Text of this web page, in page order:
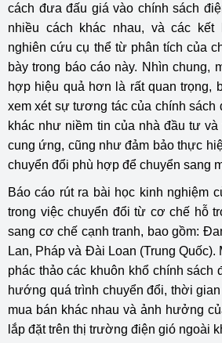
cách đưa đấu giá vào chính sách
nhiều cách khác nhau, và các kết
nghiên cứu cụ thể từ phân tích của
bày trong báo cáo này. Nhìn chung,
hợp hiệu quả hơn là rất quan trọng,
xem xét sự tương tác của chính sách
khác như niềm tin của nhà đầu tư
cung ứng, cũng như đảm bảo thực
chuyển đổi phù hợp để chuyển sang
Báo cáo rút ra bài học kinh nghiệm
trong việc chuyển đổi từ cơ chế hỗ
sang cơ chế cạnh tranh, bao gồm:
Lan, Pháp và Đài Loan (Trung
phác thảo các khuôn khổ chính sách
hướng quá trình chuyển đổi, thời
mua bán khác nhau và ảnh hưởng
lắp đặt trên thị trường điện gió ngoài